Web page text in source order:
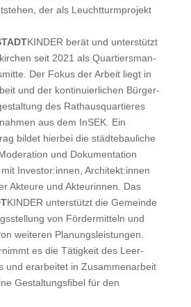
der als Leucht­turm­pro­jekt
KINDER berät und unter­stützt
seit 2021 als Quartiers­man­
Der Fokus der Arbeit liegt in
und der kon­tinuier­lichen Bürg­er­
des Rathausquartieres
aus dem InSEK. Ein
bildet hier­bei die städte­bauliche
und Doku­men­ta­tion
Investor:innen, Architekt:innen
Akteure und Akteurin­nen. Das
KINDER unter­stützt die Gemeinde
von För­der­mit­teln und
weit­eren Pla­nungsleis­tun­gen.
es die Tätigkeit des Leer­
und erar­beit­et in Zusam­me­nar­beit
Gestal­tungs­fi­bel für den